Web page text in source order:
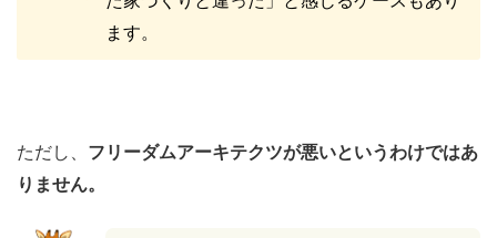
ます。
ただし、 フリーダムアーキテクツが悪いというわけではあ
りません。